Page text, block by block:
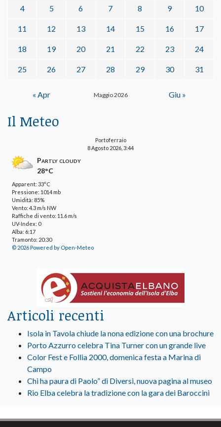
Maggio 2026
4 5 6 7 8 9 10
11 12 13 14 15 16 17
18 19 20 21 22 23 24
25 26 27 28 29 30 31
« Apr Giu »
Il Meteo
Portoferraio
8 Agosto 2026, 3:44
Partly cloudy
28°C
Apparent: 33°C
Pressione: 1014 mb
Umidità: 85%
Vento: 4.3 m/s NW
Raffiche di vento: 11.6 m/s
UV-Index: 0
Alba: 6:17
Tramonto: 20:30
© 2026 Powered by Open-Meteo
Articoli recenti
Isola in Tavola chiude la nona edizione con una brochure
Porto Azzurro celebra Tina Turner con un grande live
Color Fest e Follia 2000, domenica festa a Marina di
Campo
Chi ha paura di Paolo” di Diversi, nuova pagina al museo
Rio Elba celebra la tradizione con la gara dei Baroccini